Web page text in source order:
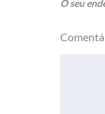
O seu